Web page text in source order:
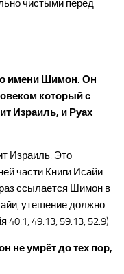
чистыми перед
имени Шимон. Он
который с
Израиль, и Руах
Израиль. Это
части Книги Исайи
ссылается Шимон в
утешение должно
49:13, 59:13, 52:9)
не умрёт до тех пор,